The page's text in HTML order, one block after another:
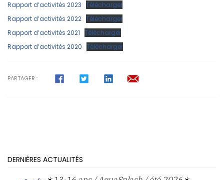
Rapport d’activités 2023 Télécharger
Rapport d’activités 2022 Télécharger
Rapport d’activités 2021 Télécharger
Rapport d’activités 2020 Télécharger
PARTAGER :
DERNIÈRES ACTUALITÉS